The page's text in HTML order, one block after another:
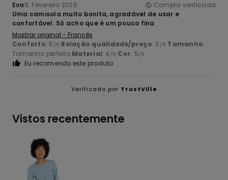
Eva8. Fevereiro 2026
Compra verificada
Uma camisola muito bonita, agradável de usar e
confortável. Só acho que é um pouco fina
Mostrar original - Francês
Conforto: 5 /5 Relação qualidade/preço: 5 /5 Tamanho:
Tamanho perfeito Material: 4 /5 Cor: 5/5
Eu recomendo este produto
Verificado por TrustVille
Vistos recentemente